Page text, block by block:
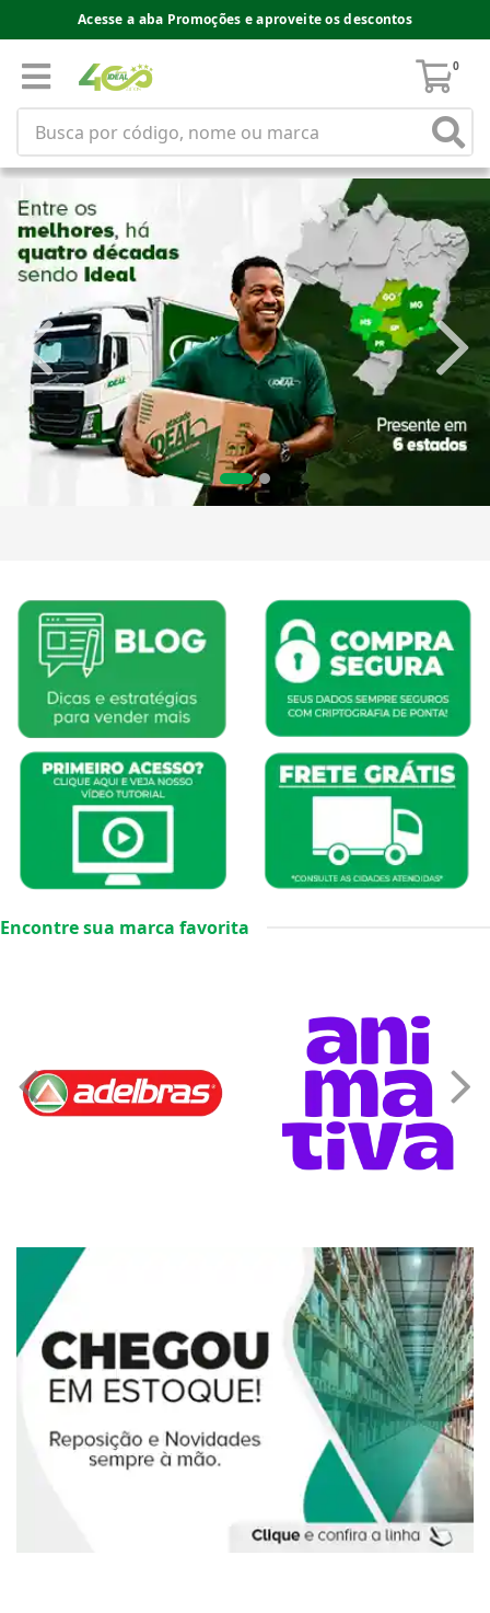
Acesse a aba Promoções e aproveite os descontos
0
Encontre sua marca favorita